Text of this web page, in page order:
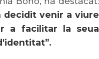
decidit venir a viure
a facilitar la seua